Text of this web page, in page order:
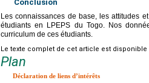
Conclusion
Les connaissances de base, les attitudes
étudiants en LPEPS du Togo. Nos
curriculum de ces étudiants.
Le texte complet de cet article est disponible
Plan
Déclaration de liens d’intérêts